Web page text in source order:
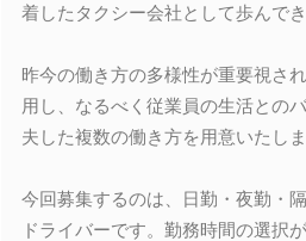
着したタクシー会社として歩んでき
昨今の働き方の多様性が重要視さ
用し、なるべく従業員の生活との
夫した複数の働き方を用意いたしま
今回募集するのは、日勤・夜勤・
ドライバーです。勤務時間の選択